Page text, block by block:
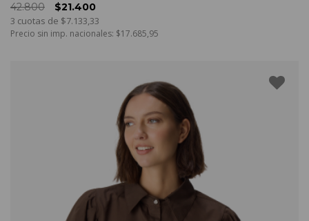
42.800
$21.400
3 cuotas de $7.133,33
Precio sin imp. nacionales: $17.685,95